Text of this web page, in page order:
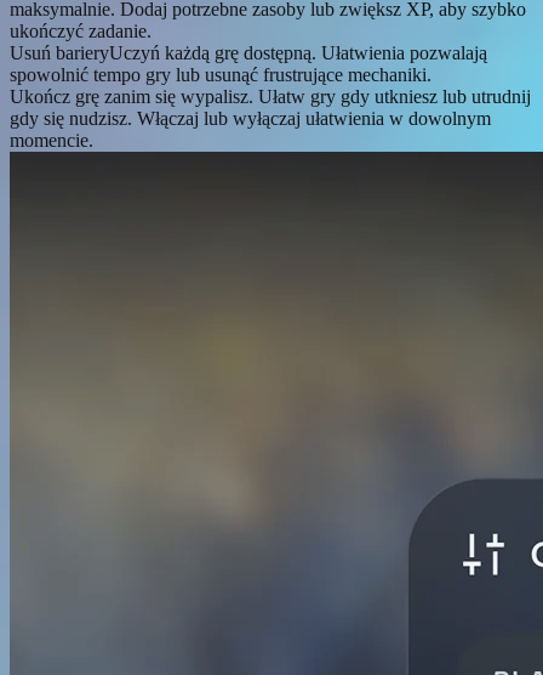
maksymalnie. Dodaj potrzebne zasoby lub zwiększ XP, aby szybko
ukończyć zadanie.
Usuń barieryUczyń każdą grę dostępną. Ułatwienia pozwalają
spowolnić tempo gry lub usunąć frustrujące mechaniki.
Ukończ grę zanim się wypalisz. Ułatw gry gdy utkniesz lub utrudnij
gdy się nudzisz. Włączaj lub wyłączaj ułatwienia w dowolnym
momencie.